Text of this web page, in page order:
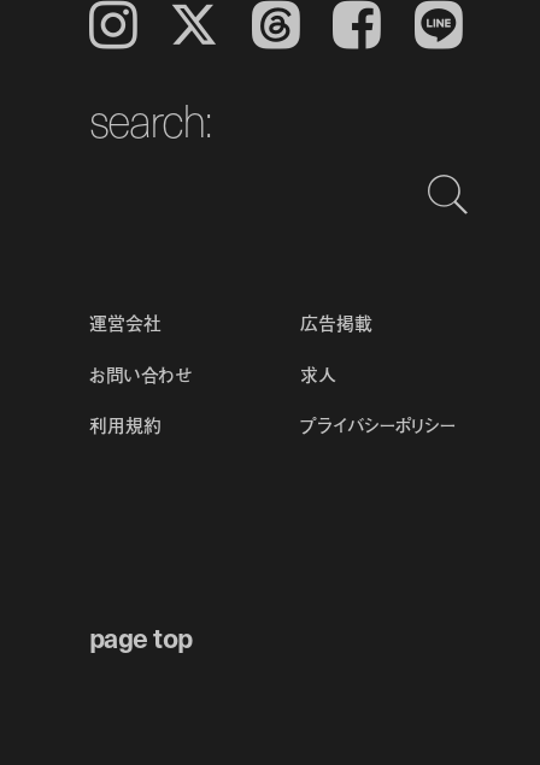
Instagram 𝕏 Threads Facebook LINE
search:
運営会社
広告掲載
お問い合わせ
求人
利用規約
プライバシーポリシー
page top